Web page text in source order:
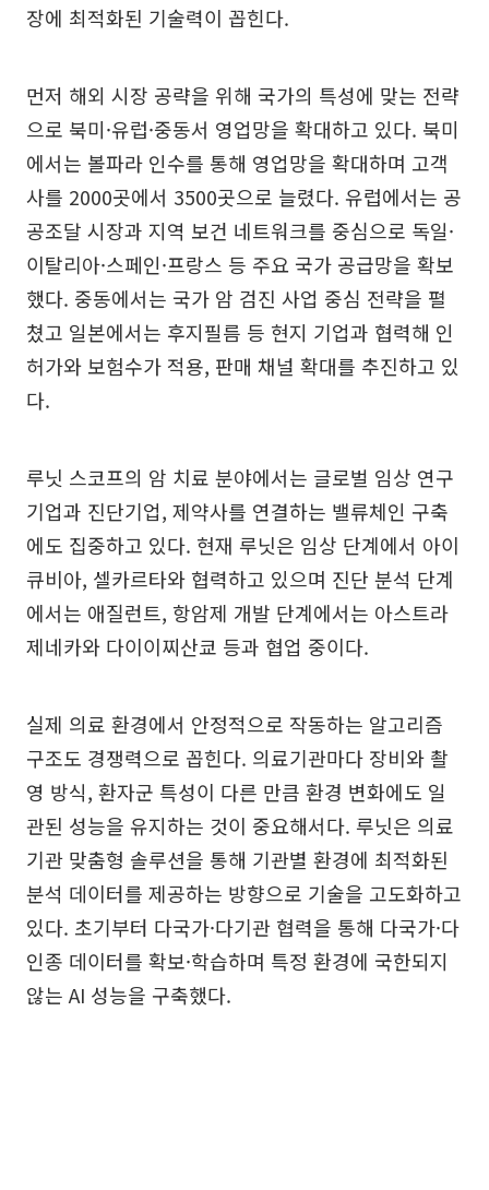
장에 최적화된 기술력이 꼽힌다.
먼저 해외 시장 공략을 위해 국가의 특성에 맞는 전략
으로 북미·유럽·중동서 영업망을 확대하고 있다. 북미
에서는 볼파라 인수를 통해 영업망을 확대하며 고객
사를 2000곳에서 3500곳으로 늘렸다. 유럽에서는 공
공조달 시장과 지역 보건 네트워크를 중심으로 독일·
이탈리아·스페인·프랑스 등 주요 국가 공급망을 확보
했다. 중동에서는 국가 암 검진 사업 중심 전략을 펼
쳤고 일본에서는 후지필름 등 현지 기업과 협력해 인
허가와 보험수가 적용, 판매 채널 확대를 추진하고 있
다.
루닛 스코프의 암 치료 분야에서는 글로벌 임상 연구
기업과 진단기업, 제약사를 연결하는 밸류체인 구축
에도 집중하고 있다. 현재 루닛은 임상 단계에서 아이
큐비아, 셀카르타와 협력하고 있으며 진단 분석 단계
에서는 애질런트, 항암제 개발 단계에서는 아스트라
제네카와 다이이찌산쿄 등과 협업 중이다.
실제 의료 환경에서 안정적으로 작동하는 알고리즘
구조도 경쟁력으로 꼽힌다. 의료기관마다 장비와 촬
영 방식, 환자군 특성이 다른 만큼 환경 변화에도 일
관된 성능을 유지하는 것이 중요해서다. 루닛은 의료
기관 맞춤형 솔루션을 통해 기관별 환경에 최적화된
분석 데이터를 제공하는 방향으로 기술을 고도화하고
있다. 초기부터 다국가·다기관 협력을 통해 다국가·다
인종 데이터를 확보·학습하며 특정 환경에 국한되지
않는 AI 성능을 구축했다.